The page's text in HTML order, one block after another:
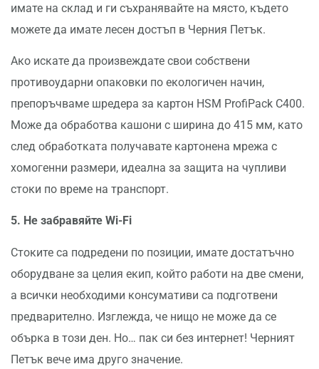
имате на склад и ги съхранявайте на място, където
можете да имате лесен достъп в Черния Петък.
Ако искате да произвеждате свои собствени
противоударни опаковки по екологичен начин,
препоръчваме шредера за картон HSM ProfiPack C400.
Може да обработва кашони с ширина до 415 мм, като
след обработката получавате картонена мрежа с
хомогенни размери, идеална за защита на чупливи
стоки по време на транспорт.
5. Не забравяйте Wi-Fi
Стоките са подредени по позиции, имате достатъчно
оборудване за целия екип, който работи на две смени,
а всички необходими консумативи са подготвени
предварително. Изглежда, че нищо не може да се
обърка в този ден. Но… пак си без интернет! Черният
Петък вече има друго значение.